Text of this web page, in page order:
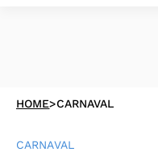
HOME>CARNAVAL
CARNAVAL